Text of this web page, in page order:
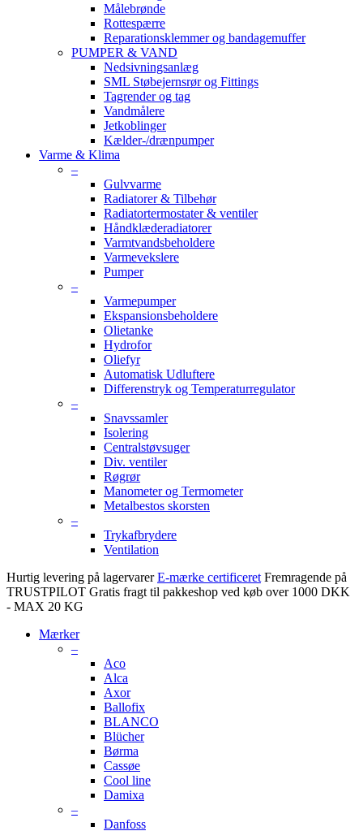
Målebrønde
Rottespærre
Reparationsklemmer og bandagemuffer
PUMPER & VAND
Nedsivningsanlæg
SML Støbejernsrør og Fittings
Tagrender og tag
Vandmålere
Jetkoblinger
Kælder-/drænpumper
Varme & Klima
–
Gulvvarme
Radiatorer & Tilbehør
Radiatortermostater & ventiler
Håndklæderadiatorer
Varmtvandsbeholdere
Varmevekslere
Pumper
–
Varmepumper
Ekspansionsbeholdere
Olietanke
Hydrofor
Oliefyr
Automatisk Udluftere
Differenstryk og Temperaturregulator
–
Snavssamler
Isolering
Centralstøvsuger
Div. ventiler
Røgrør
Manometer og Termometer
Metalbestos skorsten
–
Trykafbrydere
Ventilation
Hurtig levering på lagervarer E-mærke certificeret Fremragende på
TRUSTPILOT Gratis fragt til pakkeshop ved køb over 1000 DKK
- MAX 20 KG
Mærker
–
Aco
Alca
Axor
Ballofix
BLANCO
Blücher
Børma
Cassøe
Cool line
Damixa
–
Danfoss